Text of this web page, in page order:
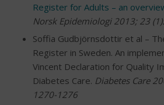
Register for Adults – an
Norsk Epidemiologi 2013; 23
Soffia Gudbjörnsdottir et al –
Register in Sweden. An
Vincent Declaration for Quality
Diabetes Care. Diabetes Care
1270-1276